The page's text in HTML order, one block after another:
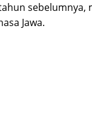
Jawa.